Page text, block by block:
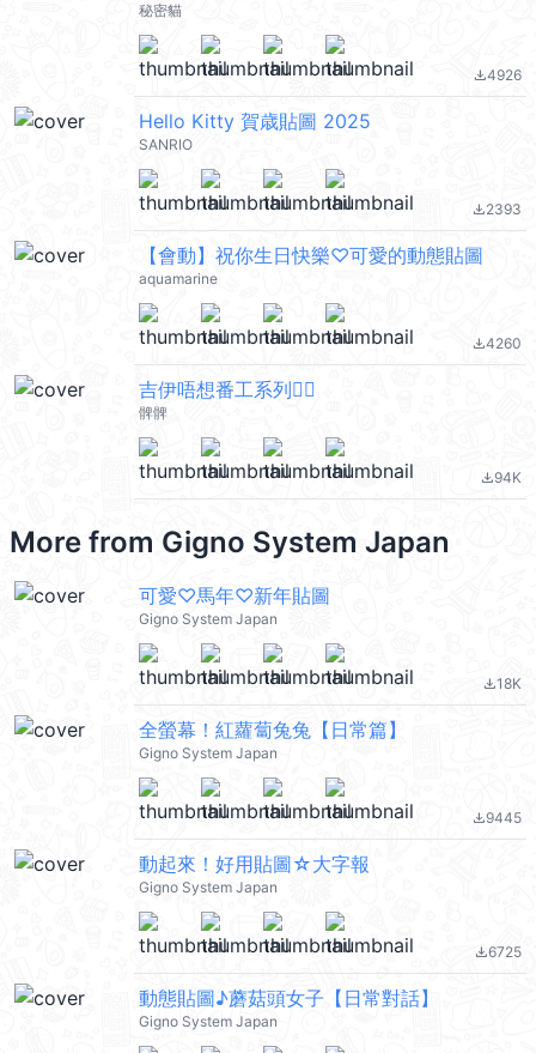
秘密貓
file_download4926
Hello Kitty 賀歳貼圖 2025
SANRIO
file_download2393
【會動】祝你生日快樂♡可愛的動態貼圖
aquamarine
file_download4260
吉伊唔想番工系列🙂‍↔️
髀髀
file_download94K
More from Gigno System Japan
可愛♡馬年♡新年貼圖
Gigno System Japan
file_download18K
全螢幕！紅蘿蔔兔兔【日常篇】
Gigno System Japan
file_download9445
動起來！好用貼圖☆大字報
Gigno System Japan
file_download6725
動態貼圖♪蘑菇頭女子【日常對話】
Gigno System Japan